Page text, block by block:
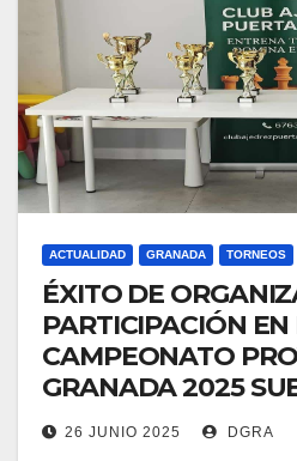
ACTUALIDAD GRANADA TORNEOS
ÉXITO DE
PARTICIPACIÓN EN
CAMPEONATO
GRANADA 2025
26 JUNIO 2025 DGRA